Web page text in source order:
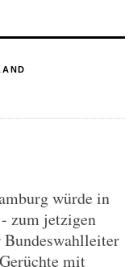
würde in
zum jetzigen
mit